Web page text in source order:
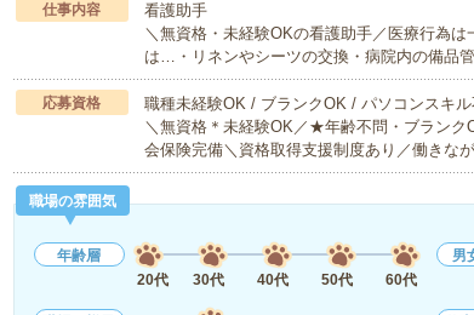
仕事内容
看護助手
＼無資格・未経験OKの看護助手／医療行為
は…・リネンやシーツの交換・病院内の備品
応募資格
職種未経験OK / ブランクOK / パソコンスキ
＼無資格＊未経験OK／★年齢不問・ブラン
会保険完備＼資格取得支援制度あり／働きな
職場の雰囲気
年齢層
20代
30代 40代 50代 60代
男